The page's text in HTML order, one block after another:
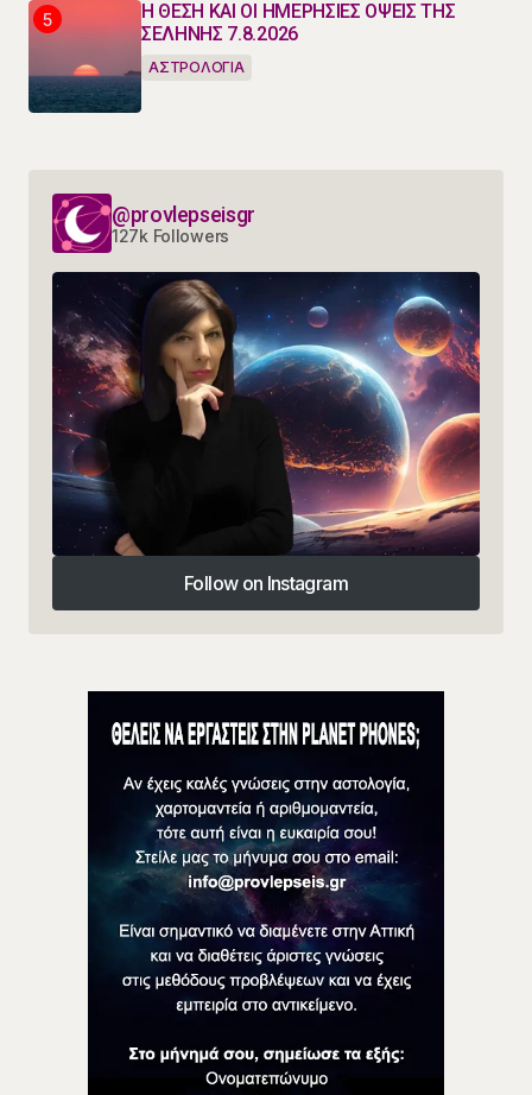
Η ΘΕΣΗ ΚΑΙ ΟΙ ΗΜΕΡΗΣΙΕΣ ΟΨΕΙΣ ΤΗΣ
ΣΕΛΗΝΗΣ 7.8.2026
ΑΣΤΡΟΛΟΓΙΑ
@provlepseisgr
127k Followers
Follow on Instagram
Follow on Instagram